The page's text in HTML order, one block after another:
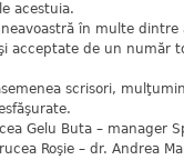
acestuia.
în multe dintre
acceptate de un număr
scrisori,
Gelu Buta – manager
Roşie – dr. Andrea